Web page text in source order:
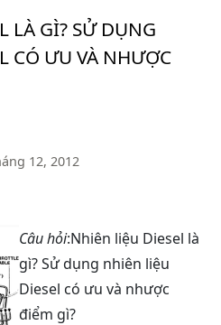
LÀ GÌ? SỬ DỤNG
CÓ ƯU VÀ NHƯỢC
12, 2012
Câu hỏi:Nhiên liệu Diesel là
gì? Sử dụng nhiên liệu
Diesel có ưu và nhược
điểm gì?